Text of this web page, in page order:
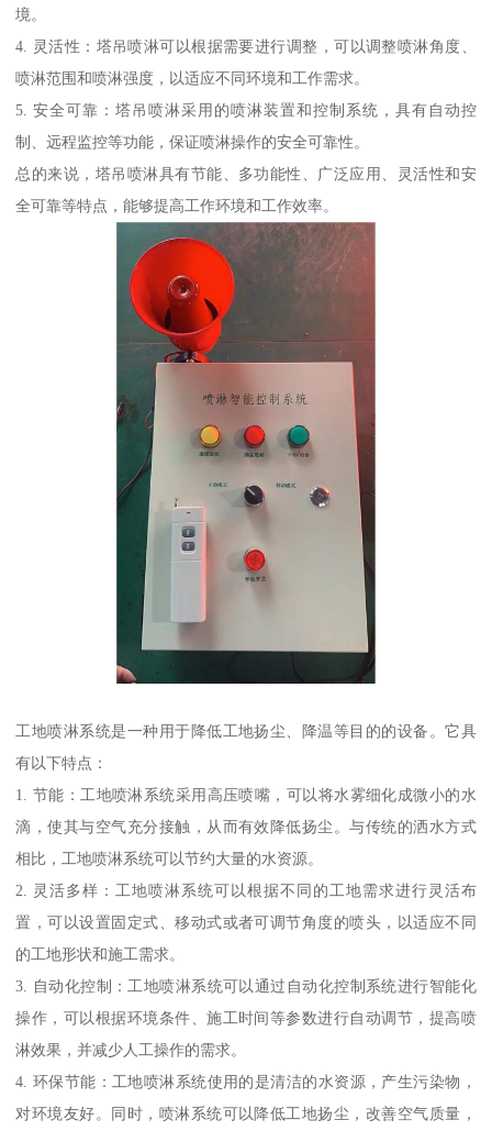
境。
4. 灵活性：塔吊喷淋可以根据需要进行调整，可以调整喷淋角度、
喷淋范围和喷淋强度，以适应不同环境和工作需求。
5. 安全可靠：塔吊喷淋采用的喷淋装置和控制系统，具有自动控
制、远程监控等功能，保证喷淋操作的安全可靠性。
总的来说，塔吊喷淋具有节能、多功能性、广泛应用、灵活性和安
全可靠等特点，能够提高工作环境和工作效率。
工地喷淋系统是一种用于降低工地扬尘、降温等目的的设备。它具
有以下特点：
1. 节能：工地喷淋系统采用高压喷嘴，可以将水雾细化成微小的水
滴，使其与空气充分接触，从而有效降低扬尘。与传统的洒水方式
相比，工地喷淋系统可以节约大量的水资源。
2. 灵活多样：工地喷淋系统可以根据不同的工地需求进行灵活布
置，可以设置固定式、移动式或者可调节角度的喷头，以适应不同
的工地形状和施工需求。
3. 自动化控制：工地喷淋系统可以通过自动化控制系统进行智能化
操作，可以根据环境条件、施工时间等参数进行自动调节，提高喷
淋效果，并减少人工操作的需求。
4. 环保节能：工地喷淋系统使用的是清洁的水资源，产生污染物，
对环境友好。同时，喷淋系统可以降低工地扬尘，改善空气质量，